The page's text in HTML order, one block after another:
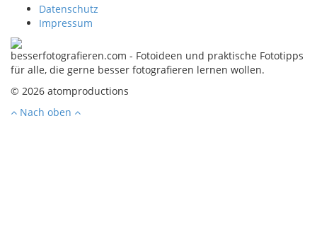
Datenschutz
Impressum
besserfotografieren.com - Fotoideen und praktische Fototipps
für alle, die gerne besser fotografieren lernen wollen.
© 2026 atomproductions
Nach oben